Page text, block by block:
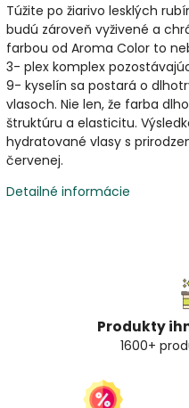
Túžite po žiarivo lesklých
budú zároveň vyživené a
farbou od Aroma Color to
3- plex komplex
9- kyselín sa postará o
vlasoch. Nie len, že farba
štruktúru a elasticitu.
hydratované vlasy s
červenej.
Detailné informácie
Produkty
1600+